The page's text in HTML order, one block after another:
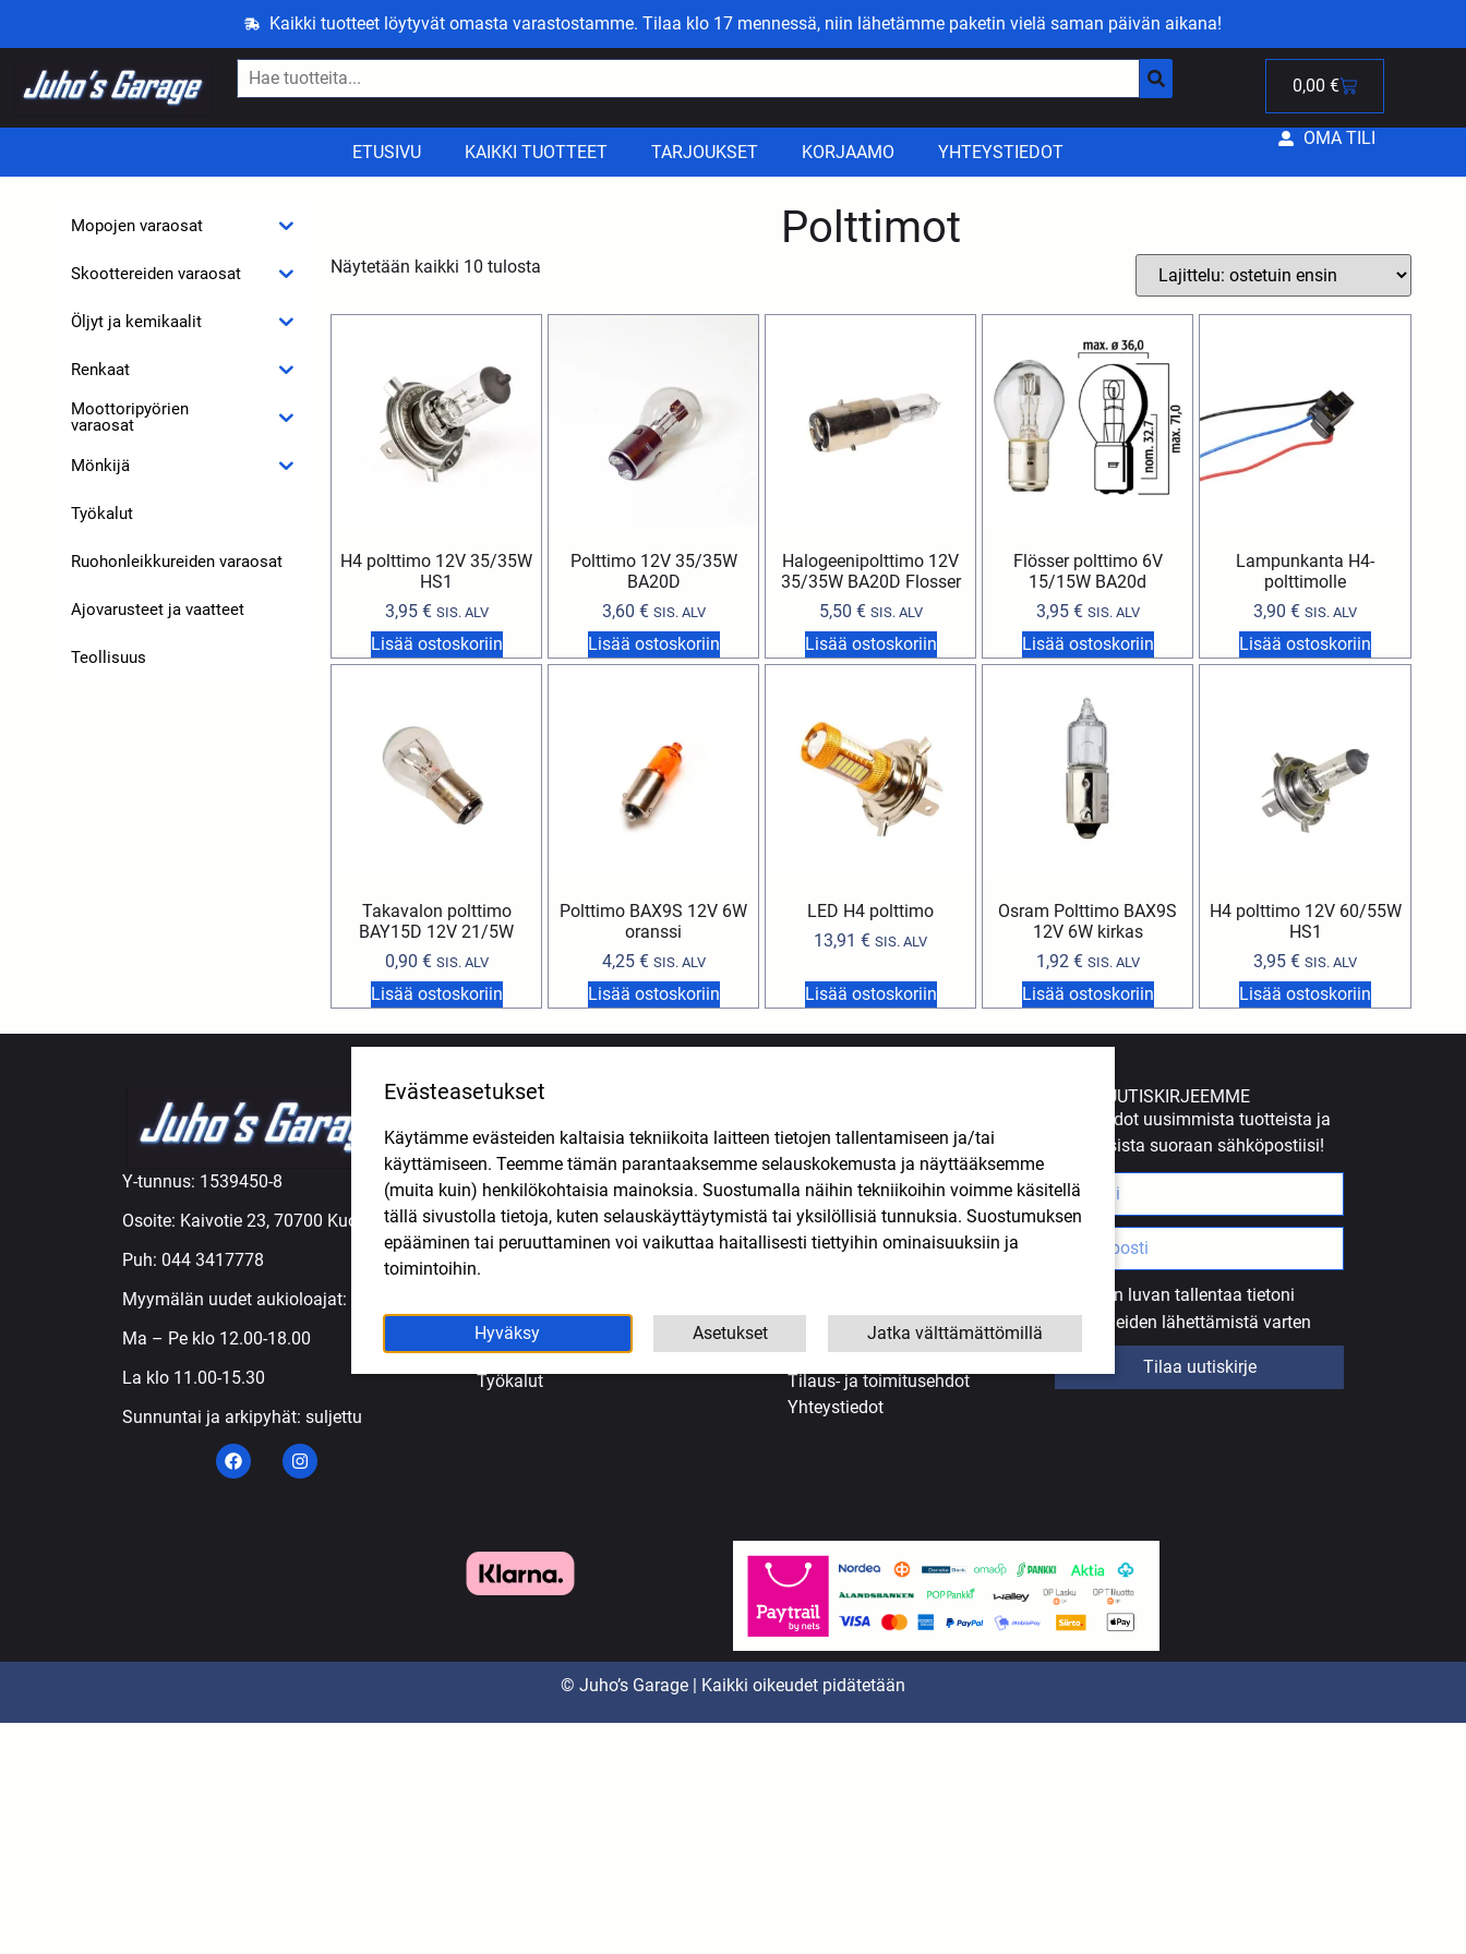
Kaikki tuotteet löytyvät omasta varastostamme. Tilaa klo 17 mennessä, niin lähetämme paketin vielä saman päivän aikana!
0,00 €
ETUSIVU KAIKKI TUOTTEET TARJOUKSET KORJAAMO YHTEYSTIEDOT
OMA TILI
Mopojen varaosat
Skoottereiden varaosat
Öljyt ja kemikaalit
Renkaat
Moottoripyörien
varaosat
Mönkijä
Työkalut
Ruohonleikkureiden varaosat
Ajovarusteet ja vaatteet
Teollisuus
Polttimot
Näytetään kaikki 10 tulosta
H4 polttimo 12V 35/35W
HS1
3,95 € SIS. ALV
Lisää ostoskoriin
Polttimo 12V 35/35W
BA20D
3,60 € SIS. ALV
Lisää ostoskoriin
Halogeenipolttimo 12V
35/35W BA20D Flosser
5,50 € SIS. ALV
Lisää ostoskoriin
Flösser polttimo 6V
15/15W BA20d
3,95 € SIS. ALV
Lisää ostoskoriin
Lampunkanta H4-
polttimolle
3,90€ SIS. ALV
Lisää ostoskoriin
Takavalon polttimo
BAY15D 12V 21/5W
0,90 € SIS. ALV
Lisää ostoskoriin
Polttimo BAX9S 12V 6W
oranssi
4,25 € SIS. ALV
Lisää ostoskoriin
LED H4 polttimo
13,91€ SIS. ALV
Lisää ostoskoriin
Osram Polttimo BAX9S
12V 6W kirkas
1,92 € SIS. ALV
Lisää ostoskoriin
H4 polttimo 12V 60/55W
HS1
3,95€ SIS. ALV
Lisää ostoskoriin
Y-tunnus: 1539450-8
Osoite: Kaivotie 23, 70700 Kuopio
Puh: 044 3417778
Myymälän uudet aukioloajat:
Ma – Pe klo 12.00-18.00
La klo 11.00-15.30
Sunnuntai ja arkipyhät: suljettu
TUOTEVALIKOIMA
Ajovarusteet ja vaatteet
Mönkijä
Moottoripyörien varaosat
Mopojen varaosat
Öljyt ja kemikaalit
Renkaat
Skoottereiden varaosat
Teollisuus
Työkalut
Etusivu
Evästekäytäntö (EU)
Kassa
Kauppa
Korjaamo Kuopiossa
Tietosuojaseloste
Tilaus- ja toimitusehdot
Yhteystiedot
TILAA UUTISKIRJEEMME
Saat tiedot uusimmista tuotteista ja
tarjouksista suoraan sähköpostiisi!
Annan luvan tallentaa tietoni
uutiskirjeiden lähettämistä varten
Tilaa uutiskirje
© Juho’s Garage | Kaikki oikeudet pidätetään
Evästeasetukset
Käytämme evästeiden kaltaisia tekniikoita laitteen tietojen tallentamiseen ja/tai
käyttämiseen. Teemme tämän parantaaksemme selauskokemusta ja näyttääksemme
(muita kuin) henkilökohtaisia mainoksia. Suostumalla näihin tekniikoihin voimme käsitellä
tällä sivustolla tietoja, kuten selauskäyttäytymistä tai yksilöllisiä tunnuksia. Suostumuksen
epääminen tai peruuttaminen voi vaikuttaa haitallisesti tiettyihin ominaisuuksiin ja
toimintoihin.
Hyväksy Asetukset Jatka välttämättömillä